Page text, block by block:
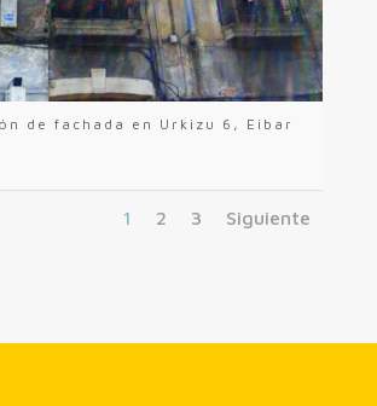
de fachada en Urkizu 6, Eibar
1 2 3 Siguiente